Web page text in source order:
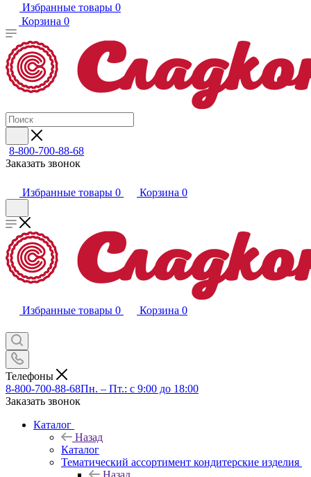
Избранные товары 0
Корзина 0
8-800-700-88-68
Заказать звонок
Избранные товары 0 Корзина 0
Избранные товары 0 Корзина 0
Телефоны
8-800-700-88-68Пн. – Пт.: с 9:00 до 18:00
Заказать звонок
Каталог
Назад
Каталог
Тематический ассортимент кондитерские изделия
Назад